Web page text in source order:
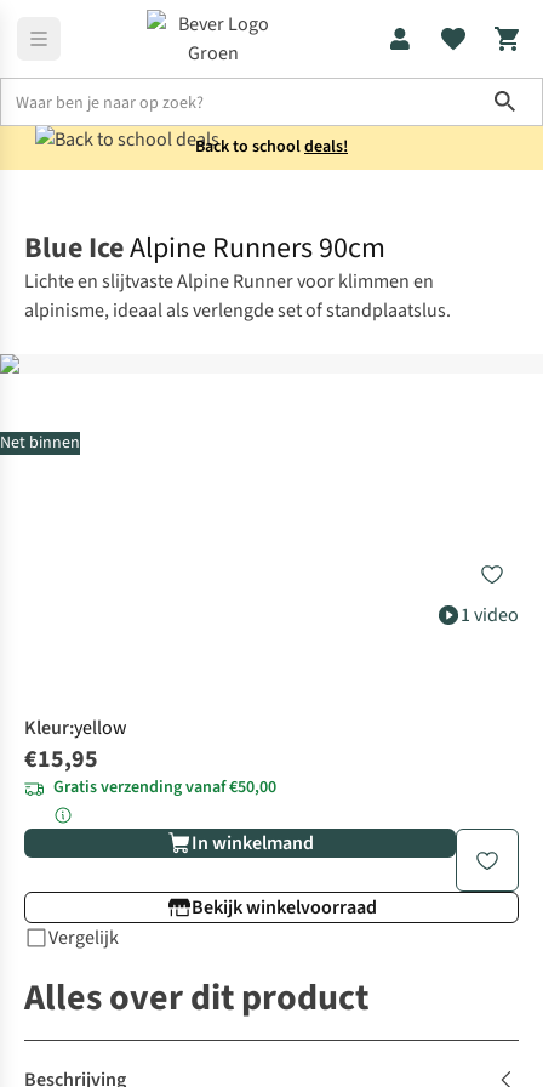
Back to schooldeals!
Net binnen
1 video
Blue IceAlpine Runners 90cm
Lichte en slijtvaste Alpine Runner voor klimmen en
alpinisme, ideaal als verlengde set of standplaatslus.
Kleur:yellow
€15,95
Gratis verzending vanaf €50,00
In winkelmand
Bekijk winkelvoorraad
Vergelijk
Alles over dit product
Beschrijving